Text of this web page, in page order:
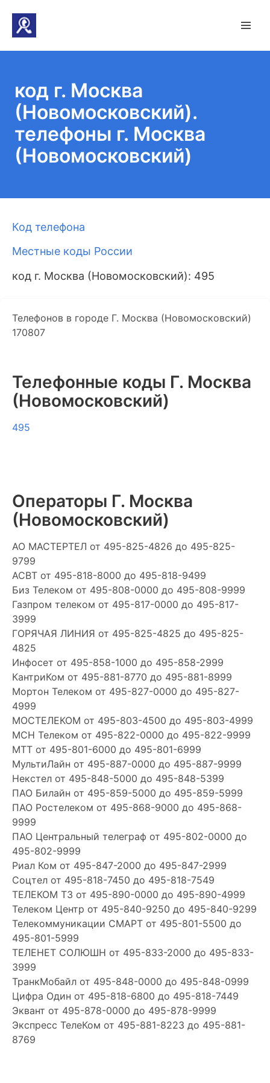
код г. Москва
(Новомосковский).
телефоны г. Москва
(Новомосковский)
Код телефона
Местные коды России
код г. Москва (Новомосковский): 495
Телефонов в городе Г. Москва (Новомосковский)
170807
Телефонные коды Г. Москва
(Новомосковский)
495
Операторы Г. Москва
(Новомосковский)
АО МАСТЕРТЕЛ от 495-825-4826 до 495-825-
9799
АСВТ от 495-818-8000 до 495-818-9499
Биз Телеком от 495-808-0000 до 495-808-9999
Газпром телеком от 495-817-0000 до 495-817-
3999
ГОРЯЧАЯ ЛИНИЯ от 495-825-4825 до 495-825-
4825
Инфосет от 495-858-1000 до 495-858-2999
КантриКом от 495-881-8770 до 495-881-8999
Мортон Телеком от 495-827-0000 до 495-827-
4999
МОСТЕЛЕКОМ от 495-803-4500 до 495-803-4999
МСН Телеком от 495-822-0000 до 495-822-9999
МТТ от 495-801-6000 до 495-801-6999
МультиЛайн от 495-887-0000 до 495-887-9999
Некстел от 495-848-5000 до 495-848-5399
ПАО Билайн от 495-859-5000 до 495-859-5999
ПАО Ростелеком от 495-868-9000 до 495-868-
9999
ПАО Центральный телеграф от 495-802-0000 до
495-802-9999
Риал Ком от 495-847-2000 до 495-847-2999
Соцтел от 495-818-7450 до 495-818-7549
ТЕЛЕКОМ ТЗ от 495-890-0000 до 495-890-4999
Телеком Центр от 495-840-9250 до 495-840-9299
Телекоммуникации СМАРТ от 495-801-5500 до
495-801-5999
ТЕЛЕНЕТ СОЛЮШН от 495-833-2000 до 495-833-
3999
ТранкМобайл от 495-848-0000 до 495-848-0999
Цифра Один от 495-818-6800 до 495-818-7449
Эквант от 495-878-0000 до 495-878-9999
Экспресс ТелеКом от 495-881-8223 до 495-881-
8769